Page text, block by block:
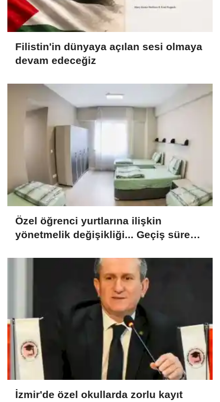
Filistin'in dünyaya açılan sesi olmaya
devam edeceğiz
Özel öğrenci yurtlarına ilişkin
yönetmelik değişikliği... Geçiş süresi
İzmir'de özel okullarda zorlu kayıt